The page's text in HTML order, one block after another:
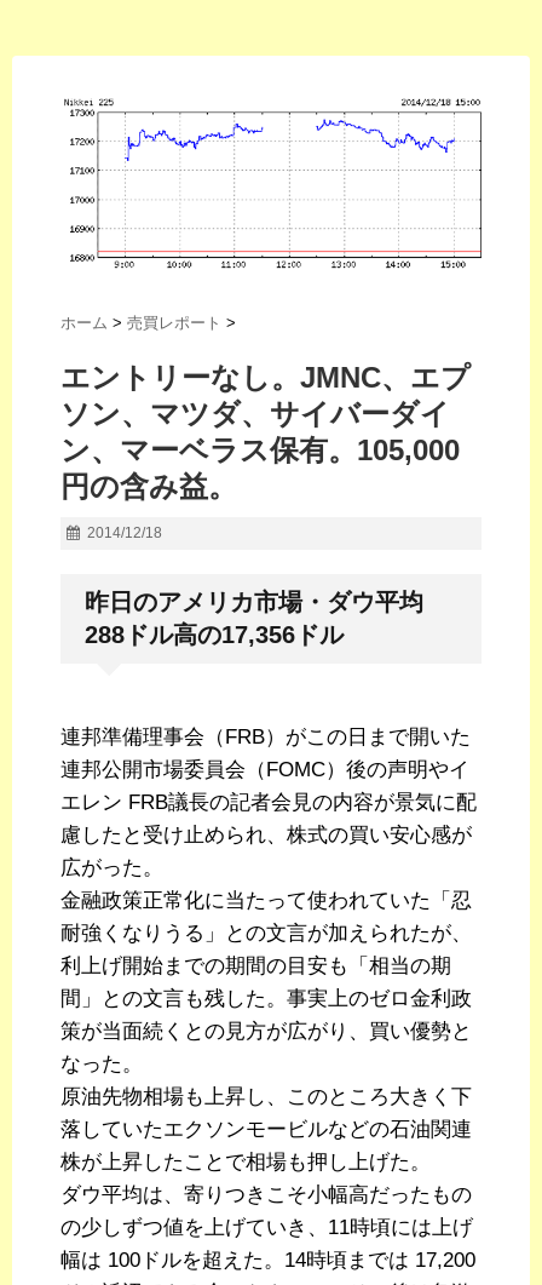
ホーム > 売買レポート >
エントリーなし。JMNC、エプ
ソン、マツダ、サイバーダイ
ン、マーベラス保有。105,000
円の含み益。
2014/12/18
昨日のアメリカ市場・ダウ平均
288ドル高の17,356ドル
連邦準備理事会（FRB）がこの日まで開いた
連邦公開市場委員会（FOMC）後の声明やイ
エレン FRB議長の記者会見の内容が景気に配
慮したと受け止められ、株式の買い安心感が
広がった。
金融政策正常化に当たって使われていた「忍
耐強くなりうる」との文言が加えられたが、
利上げ開始までの期間の目安も「相当の期
間」との文言も残した。事実上のゼロ金利政
策が当面続くとの見方が広がり、買い優勢と
なった。
原油先物相場も上昇し、このところ大きく下
落していたエクソンモービルなどの石油関連
株が上昇したことで相場も押し上げた。
ダウ平均は、寄りつきこそ小幅高だったもの
の少しずつ値を上げていき、11時頃には上げ
幅は 100ドルを超えた。14時頃までは 17,200